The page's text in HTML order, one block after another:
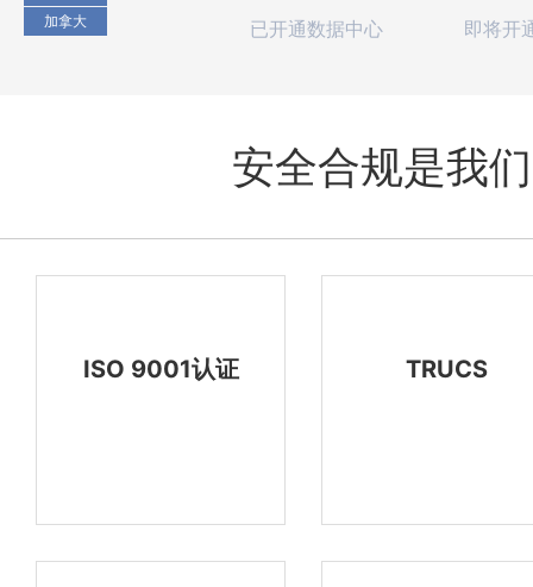
加拿大
已开通数据中心 即将开
安全合规是我
ISO 9001认证 TRUCS